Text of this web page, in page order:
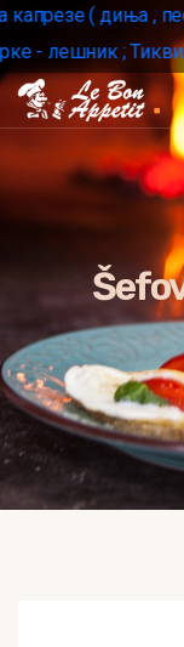
( диња , песто
; Тиквице